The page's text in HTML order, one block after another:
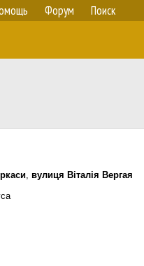
Форум Поиск
, вулиця Віталія Вергая